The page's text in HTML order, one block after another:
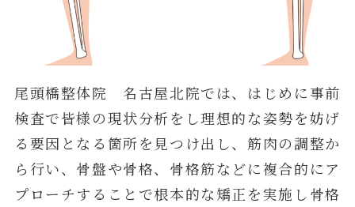
尾頭橋整体院 名古屋北院では、はじめに事前
検査で皆様の現状分析をし理想的な姿勢を妨げ
る要因となる箇所を見つけ出し、筋肉の調整か
ら行い、骨盤や骨格、骨格筋などに複合的にア
プローチすることで根本的な矯正を実施し骨格